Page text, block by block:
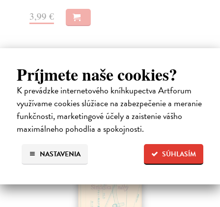
Príjmete naše cookies?
K prevádzke internetového kníhkupectva Artforum
využívame cookies slúžiace na zabezpečenie a meranie
funkčnosti, marketingové účely a zaistenie vášho
maximálneho pohodlia a spokojnosti.
SÚHLASÍM
NASTAVENIA
3,99 €
Ďalšie z kategórie česká